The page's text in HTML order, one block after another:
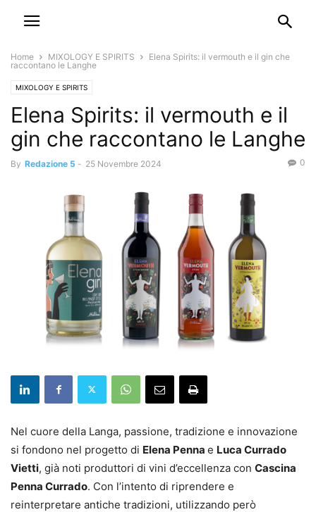
Home MIXOLOGY E SPIRITS
Elena Spirits: il vermouth e il gin che
raccontano le Langhe
MIXOLOGY E SPIRITS
Elena Spirits: il vermouth e il
gin che raccontano le Langhe
By Redazione 5 - 25 Novembre 2024 0
Nel cuore della Langa, passione, tradizione e innovazione
si fondono nel progetto di Elena Penna e Luca Currado
Vietti, già noti produttori di vini d’eccellenza con Cascina
Penna Currado. Con l’intento di riprendere e
reinterpretare antiche tradizioni, utilizzando però